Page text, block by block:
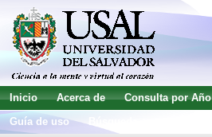
Inicio Acerca de Consulta por Año
Guía de uso